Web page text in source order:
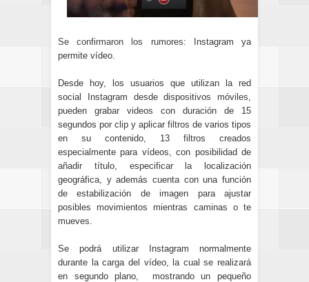
Se confirmaron los rumores: Instagram ya
permite vídeo.
Desde hoy, los usuarios que utilizan la red
social Instagram desde dispositivos móviles,
pueden grabar videos con duración de 15
segundos por clip y aplicar filtros de varios tipos
en su contenido, 13 filtros creados
especialmente para vídeos, con posibilidad de
añadir título, especificar la localización
geográfica, y además cuenta con una función
de estabilización de imagen para ajustar
posibles movimientos mientras caminas o te
mueves.
Se podrá utilizar Instagram normalmente
durante la carga del vídeo, la cual se realizará
en segundo plano, mostrando un pequeño